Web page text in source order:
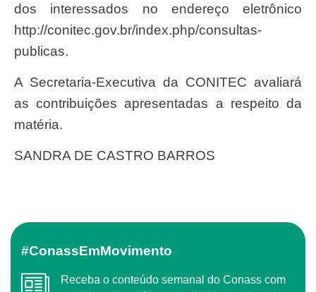
dos interessados no endereço eletrônico
http://conitec.gov.br/index.php/consultas-
publicas.
A Secretaria-Executiva da CONITEC avaliará
as contribuições apresentadas a respeito da
matéria.
SANDRA DE CASTRO BARROS
#ConassEmMovimento
Receba o conteúdo semanal do Conass com